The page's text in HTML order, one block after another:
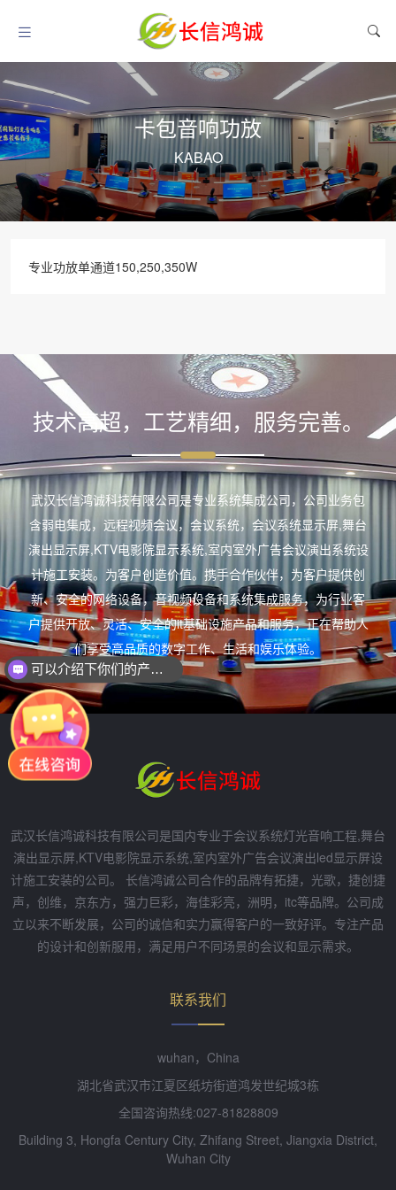
卡包音响功放
KABAO
专业功放单通道150,250,350W
技术高超，工艺精细，服务完善。
武汉长信鸿诚科技有限公司是专业系统集成公司，公司业务包
含弱电集成，远程视频会议，会议系统，会议系统显示屏,舞台
演出显示屏,KTV电影院显示系统,室内室外广告会议演出系统设
计施工安装。为客户创造价值。携手合作伙伴，为客户提供创
新、安全的网络设备，音视频设备和系统集成服务，为行业客
户提供开放、灵活、安全的it基础设施产品和服务，正在帮助人
们享受高品质的数字工作、生活和娱乐体验。
武汉长信鸿诚科技有限公司是国内专业于会议系统灯光音响工程,舞台
演出显示屏,KTV电影院显示系统,室内室外广告会议演出led显示屏设
计施工安装的公司。 长信鸿诚公司合作的品牌有拓捷，光歌，捷创捷
声，创维，京东方，强力巨彩，海佳彩亮，洲明，itc等品牌。公司成
立以来不断发展，公司的诚信和实力赢得客户的一致好评。专注产品
的设计和创新服用，满足用户不同场景的会议和显示需求。
联系我们
wuhan，China
湖北省武汉市江夏区纸坊街道鸿发世纪城3栋
全国咨询热线:027-81828809
Building 3, Hongfa Century City, Zhifang Street, Jiangxia District,
Wuhan City
可以介绍下你们的产品么？